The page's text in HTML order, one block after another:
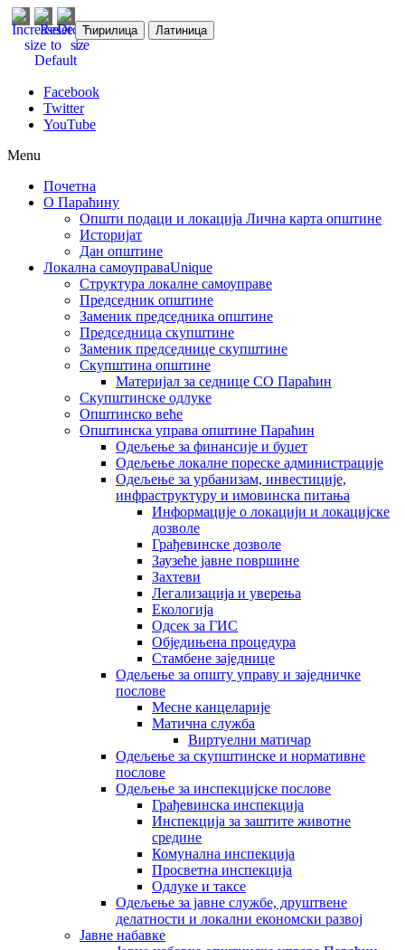
Ћирилица Латиница
Facebook
Twitter
YouTube
Menu
Почетна
О Параћину
Општи подаци и локација Лична карта општине
Историјат
Дан општине
Локална самоуправаUnique
Структура локалне самоуправе
Председник општине
Заменик председника општине
Председница скупштине
Заменик председнице скупштине
Скупштина општине
Материјал за седнице СО Параћин
Скупштинске одлуке
Општинско веће
Општинска управа општине Параћин
Одељење за финансије и буџет
Одељење локалне пореске администрације
Одељење за урбанизам, инвестиције,
инфраструктуру и имовинска питања
Информације о локацији и локацијске
дозволе
Грађевинске дозволе
Заузеће јавне површине
Захтеви
Легализација и уверења
Екологија
Одсек за ГИС
Обједињена процедура
Стамбене заједнице
Oдељење за општу управу и заједничке
послове
Месне канцеларије
Матична служба
Виртуелни матичар
Одељење за скупштинске и нормативне
послове
Одељење за инспекцијске послове
Грађевинска инспекција
Инспекција за заштите животне
средине
Комунална инспекција
Просветна инспекција
Одлуке и таксе
Одељење за јавне службе, друштвене
делатности и локални економски развој
Јавне набавке